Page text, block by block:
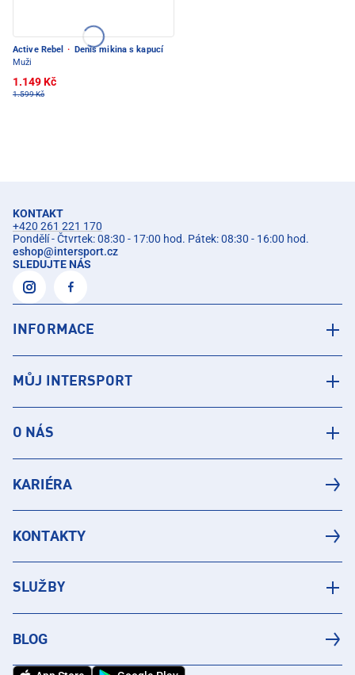
Active Rebel ·
Denis mikina s kapucí
Muži
1.149 Kč
1.599 Kč
KONTAKT
+420 261 221 170
Pondělí - Čtvrtek: 08:30 - 17:00 hod. Pátek: 08:30 - 16:00 hod.
eshop@intersport.cz
SLEDUJTE NÁS
INFORMACE
MŮJ INTERSPORT
O NÁS
KARIÉRA
KONTAKTY
SLUŽBY
BLOG